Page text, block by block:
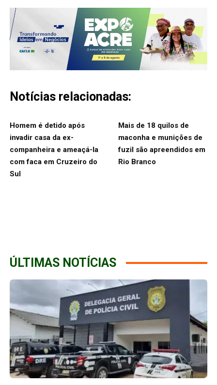
Notícias relacionadas:
Homem é detido após
invadir casa da ex-
companheira e ameaçá-la
com faca em Cruzeiro do
Sul
Mais de 18 quilos de
maconha e munições de
fuzil são apreendidos em
Rio Branco
ÚLTIMAS NOTÍCIAS